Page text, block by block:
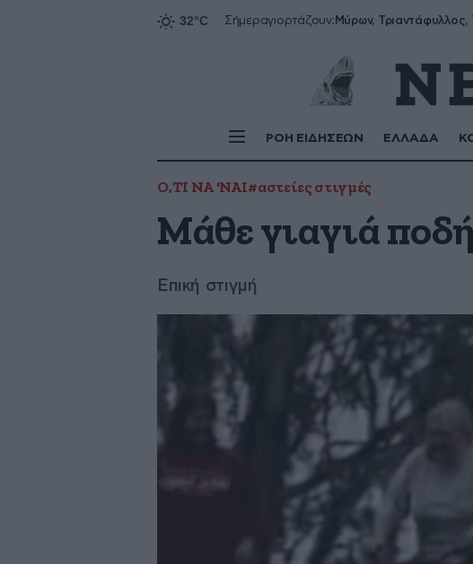
Σήμεραγιορτάζουν:
ΡΟΗ ΕΙΔΗΣΕΩΝ ΕΛΛΑΔΑ
Ο,ΤΙ ΝΑ 'ΝΑΙ#αστείες στιγμές
Μάθε γιαγιά
Επική στιγμή